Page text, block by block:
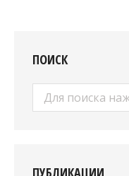
ПОИСК
Поиск: